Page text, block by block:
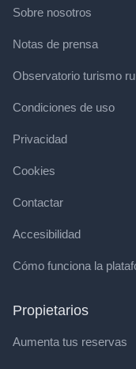
Sobre nosotros
Notas de prensa
Observatorio turismo
Condiciones de uso
Privacidad
Cookies
Contactar
Accesibilidad
Cómo funciona la
Propietarios
Aumenta tus reservas